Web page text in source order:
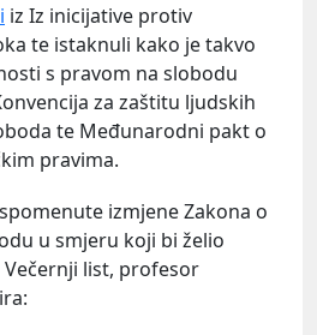
iz Iz inicijative protiv
te istaknuli kako je takvo
s pravom na slobodu
za zaštitu ljudskih
te Međunarodni pakt o
pravima.
izmjene Zakona o
u smjeru koji bi želio
list, profesor